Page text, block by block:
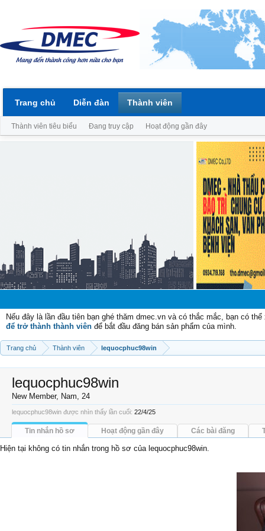
Nếu đây là lần đầu tiên bạn ghé thăm dmec.vn và có thắc mắc, bạn có
để trở thành thành viên để bắt đầu đăng bán sản phẩm của mình.
Trang chủ Thành viên lequocphuc98win
lequocphuc98win
New Member, Nam, 24
lequocphuc98win được nhìn thấy lần cuối: 22/4/25
Tin nhắn hồ sơ Hoạt động gần đây Các bài đăng
Hiện tại không có tin nhắn trong hồ sơ của lequocphuc98win.
Trang chủ Diễn đàn Thành viên
Thành viên tiêu biểu Đang truy cập Hoạt động gần đây